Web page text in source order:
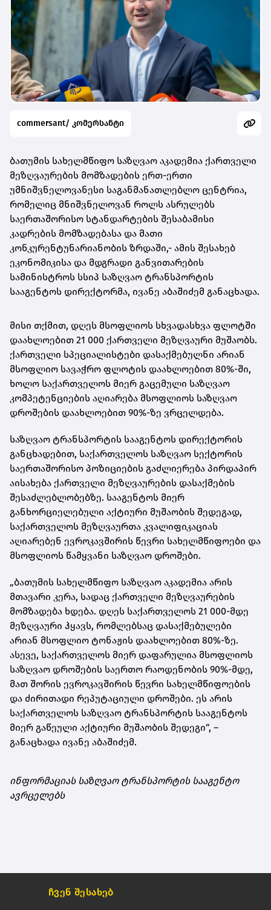
commersant/ კომერსანტი
ბათუმის სახელმწიფო საზღვაო აკადემია ქართველი
მეზღვაურების მომზადების ერთ-ერთი
უმნიშვნელოვანესი საგანმანათლებლო ცენტრია,
რომელიც მნიშვნელოვან როლს ასრულებს
საერთაშორისო სტანდარტების შესაბამისი
კადრების მომზადებასა და მათი
კონკურენტუნარიანობის ზრდაში,- ამის შესახებ
ეკონომიკისა და მდგრადი განვითარების
სამინისტროს სსიპ საზღვაო ტრანსპორტის
სააგენტოს დირექტორმა, ივანე აბაშიძემ განაცხადა.
მისი თქმით, დღეს მსოფლიოს სხვადასხვა ფლოტში
დაახლოებით 21 000 ქართველი მეზღვაური მუშაობს.
ქართველი სპეციალისტები დასაქმებულნი არიან
მსოფლიო სავაჭრო ფლოტის დაახლოებით 80%-ში,
ხოლო საქართველოს მიერ გაცემული საზღვაო
კომპეტენციების აღიარება მსოფლიოს საზღვაო
დროშების დაახლოებით 90%-ზე ვრცელდება.
საზღვაო ტრანსპორტის სააგენტოს დირექტორის
განცხადებით, საქართველოს საზღვაო სექტორის
საერთაშორისო პოზიციების გაძლიერება პირდაპირ
აისახება ქართველი მეზღვაურების დასაქმების
შესაძლებლობებზე. სააგენტოს მიერ
განხორციელებული აქტიური მუშაობის შედეგად,
საქართველოს მეზღვაურთა კვალიფიკაციას
აღიარებენ ევროკავშირის წევრი სახელმწიფოები და
მსოფლიოს წამყვანი საზღვაო დროშები.
„ბათუმის სახელმწიფო საზღვაო აკადემია არის
მთავარი კერა, სადაც ქართველი მეზღვაურების
მომზადება ხდება. დღეს საქართველოს 21 000-მდე
მეზღვაური ჰყავს, რომლებსაც დასაქმებულები
არიან მსოფლიო ტონაჟის დაახლოებით 80%-ზე.
ასევე, საქართველოს მიერ დაფარულია მსოფლიოს
საზღვაო დროშების საერთო რაოდენობის 90%-მდე,
მათ შორის ევროკავშირის წევრი სახელმწიფოების
და ძირითადი რეპუტაციული დროშები. ეს არის
საქართველოს საზღვაო ტრანსპორტის სააგენტოს
მიერ გაწეული აქტიური მუშაობის შედეგი“, –
განაცხადა ივანე აბაშიძემ.
ინფორმაციას საზღვაო ტრანსპორტის სააგენტო
ავრცელებს
ჩვენ შესახებ